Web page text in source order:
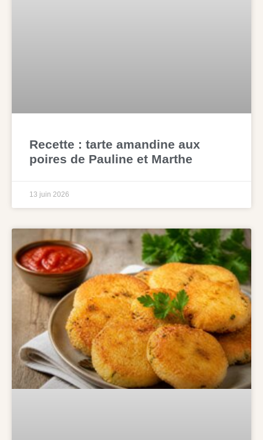
Recette : tarte amandine aux
poires de Pauline et Marthe
13 juin 2026